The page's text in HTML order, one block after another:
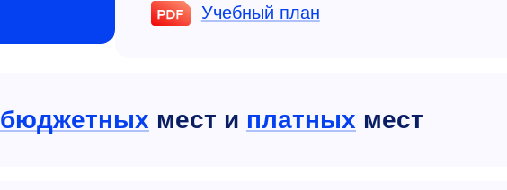
Учебный план
бюджетных мест и платных мест